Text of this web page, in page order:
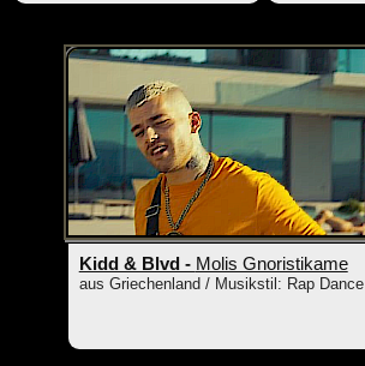
Kidd & Blvd - Molis Gnoristikame
aus Griechenland / Musikstil: Rap Dance